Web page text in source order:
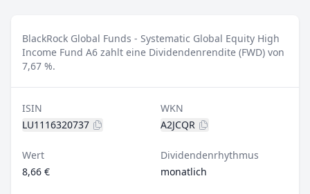
BlackRock Global Funds - Systematic Global Equity High
Income Fund A6 zahlt eine Dividendenrendite (FWD) von
7,67 %.
ISIN
LU1116320737
WKN
A2JCQR
Wert
8,66 €
Dividendenrhythmus
monatlich